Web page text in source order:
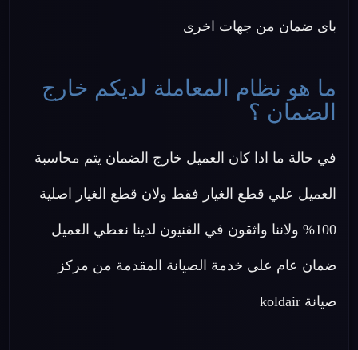
باى ضمان من جهات اخرى
ما هو نظام المعاملة لديكم خارج
الضمان ؟
في حالة ما اذا كان العميل خارج الضمان يتم محاسبة
العميل علي قطع الغيار فقط ولان قطع الغيار اصلية
100% ولاننا واثقون في الفنيون لدينا نعطي العميل
ضمان عام علي خدمة الصيانة المقدمة من مركز
صيانة koldair